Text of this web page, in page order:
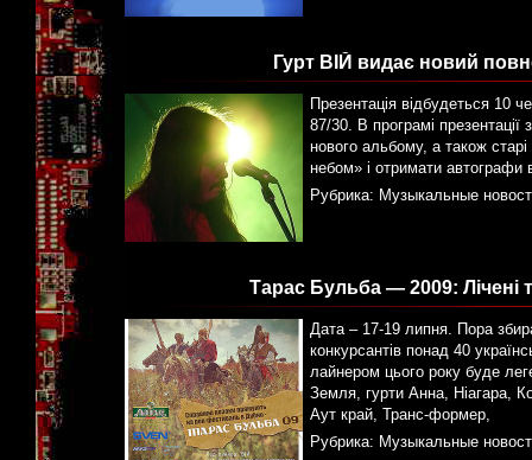
Гурт ВІЙ видає новий
Презентація відбудеться 10
87/30. В програмі презентації
нового альбому, а також
небом» і отримати автографи
Рубрика: Музыкальные
Тарас Бульба — 2009: Лічені
Дата – 17-19 липня. Пора
конкурсантів понад 40
лайнером цього року буде
Земля, гурти Анна, Ніагара,
Аут край, Транс-формер,
Рубрика: Музыкальные